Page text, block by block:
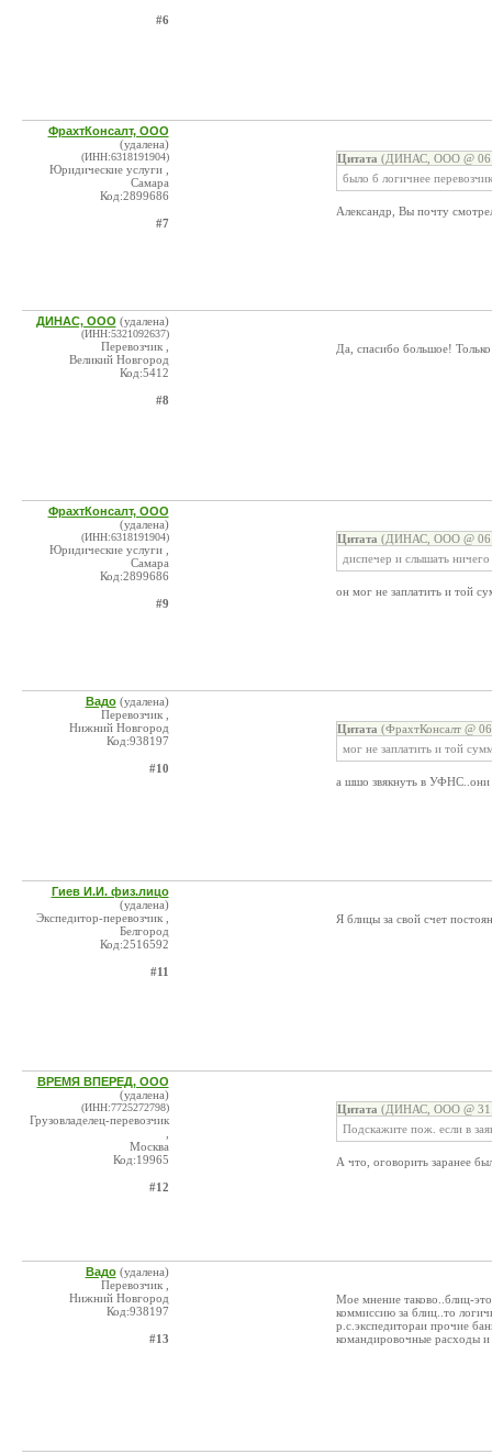
#6
ФрахтКонсалт, ООО
(удалена)
(ИНН:6318191904)
Юридические услуги ,
Самара
Код:2899686
#7
Цитата (ДИНАС, ООО @
было б логичнее
Александр, Вы почту
ДИНАС, ООО (удалена)
(ИНН:5321092637)
Перевозчик ,
Великий Новгород
Код:5412
#8
Да, спасибо большое!
ФрахтКонсалт, ООО
(удалена)
(ИНН:6318191904)
Юридические услуги ,
Самара
Код:2899686
#9
Цитата (ДИНАС, ООО @
диспечер и слышать ничего
он мог не заплатить и той
Вадо (удалена)
Перевозчик ,
Нижний Новгород
Код:938197
#10
Цитата (ФрахтКонсалт @
мог не заплатить и той
а шшо звякнуть в
Гиев И.И. физ.лицо
(удалена)
Экспедитор-перевозчик ,
Белгород
Код:2516592
#11
Я блицы за свой счет
ВРЕМЯ ВПЕРЕД, ООО
(удалена)
(ИНН:7725272798)
Грузовладелец-перевозчик
Москва
Код:19965
#12
Цитата (ДИНАС, ООО @
Подскажите пож. если в
А что, оговорить заранее
Вадо (удалена)
Перевозчик ,
Нижний Новгород
Код:938197
#13
Мое мнение таково..блиц-
коммиссию за блиц..то
р.с.экспедитораи прочие
командировочные расходы